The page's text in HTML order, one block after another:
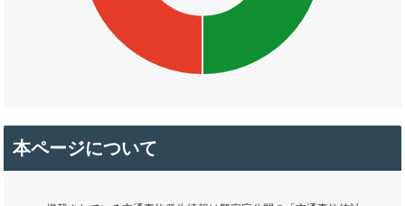
本ページについて